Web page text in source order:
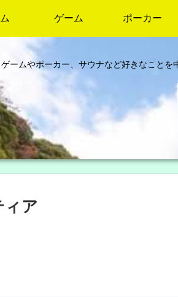
ゲームやポーカー、サウナなど好きなことを
ゲーム ポーカー
ィア